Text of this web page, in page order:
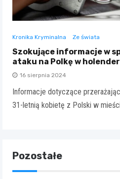
Kronika Kryminalna Ze świata
Szokujące informacje w
ataku na Polkę w
16 sierpnia 2024
Informacje dotyczące
31-letnią kobietę z Polski w
Pozostałe